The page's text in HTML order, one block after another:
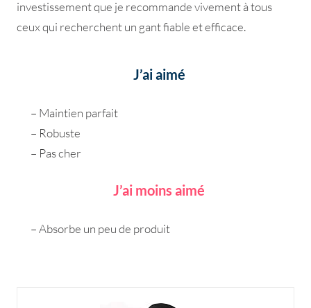
investissement que je recommande vivement à tous
ceux qui recherchent un gant fiable et efficace.
J’ai aimé
– Maintien parfait
– Robuste
– Pas cher
J’ai moins aimé
– Absorbe un peu de produit